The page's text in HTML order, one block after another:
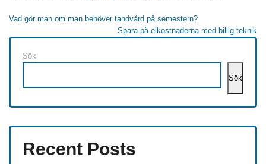
Inläggsnavigering
Vad gör man om man behöver tandvård på semestern?
Spara på elkostnaderna med billig teknik
Sök
Sök
Recent Posts